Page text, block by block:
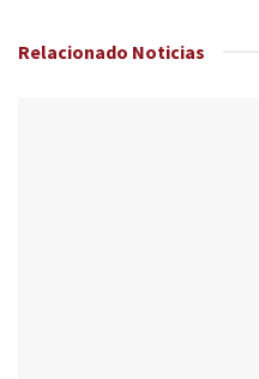
Relacionado Noticias